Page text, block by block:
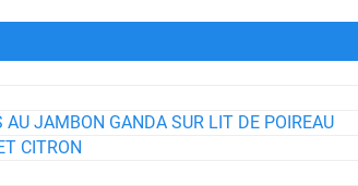
JAMBON GANDA SUR LIT DE POIREAU
CITRON